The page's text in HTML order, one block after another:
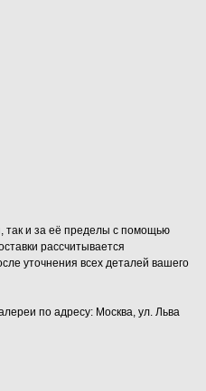
так и за её пределы с помощью
рассчитывается
уточнения всех деталей вашего
по адресу: Москва, ул. Льва